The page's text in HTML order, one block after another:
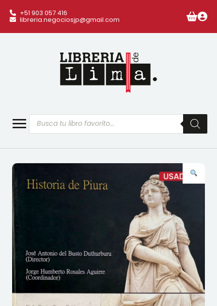
+51 903 057 416
libreria.negociosjp@gmail.com
Búsqueda
de
productos